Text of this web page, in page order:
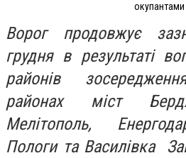
окупантами
Ворог продовжує
грудня в результаті
районів
районах міст
Мелітополь,
Пологи та Василівка